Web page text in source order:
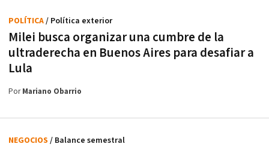
Milei busca organizar una cumbre de la
ultraderecha en Buenos Aires para desafiar a
Lula
POLÍTICA/ Política exterior
PorMariano Obarrio
NEGOCIOS / Balance semestral